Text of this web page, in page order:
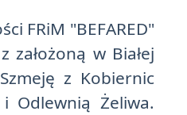
FRiM "BEFARED"
założoną w Białej
z Kobiernic
Odlewnią Żeliwa.